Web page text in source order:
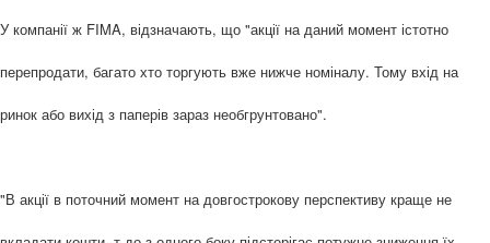
У компанії ж FIMA, відзначають, що "акції на даний момент істотно
перепродати, багато хто торгують вже нижче номіналу. Тому вхід на
ринок або вихід з паперів зараз необгрунтовано".
"В акції в поточний момент на довгострокову перспективу краще не